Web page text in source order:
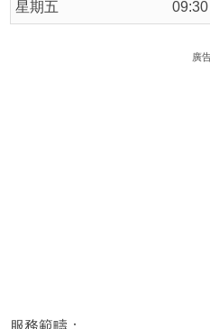
星期五
廣
服務範疇：